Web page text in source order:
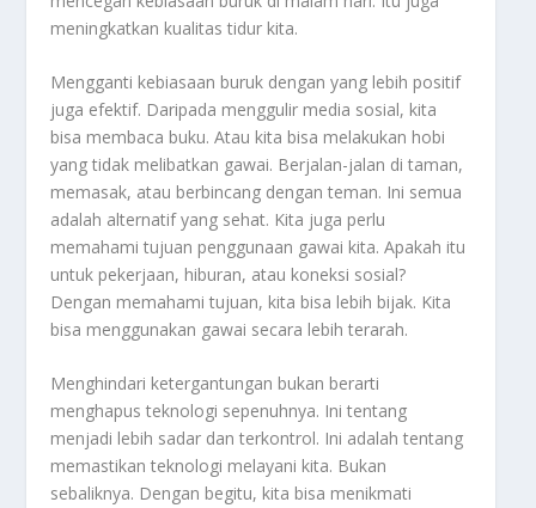
meningkatkan kualitas tidur kita.
Mengganti kebiasaan buruk dengan yang lebih positif
juga efektif. Daripada menggulir media sosial, kita
bisa membaca buku. Atau kita bisa melakukan hobi
yang tidak melibatkan gawai. Berjalan-jalan di taman,
memasak, atau berbincang dengan teman. Ini semua
adalah alternatif yang sehat. Kita juga perlu
memahami tujuan penggunaan gawai kita. Apakah itu
untuk pekerjaan, hiburan, atau koneksi sosial?
Dengan memahami tujuan, kita bisa lebih bijak. Kita
bisa menggunakan gawai secara lebih terarah.
Menghindari ketergantungan bukan berarti
menghapus teknologi sepenuhnya. Ini tentang
menjadi lebih sadar dan terkontrol. Ini adalah tentang
memastikan teknologi melayani kita. Bukan
sebaliknya. Dengan begitu, kita bisa menikmati